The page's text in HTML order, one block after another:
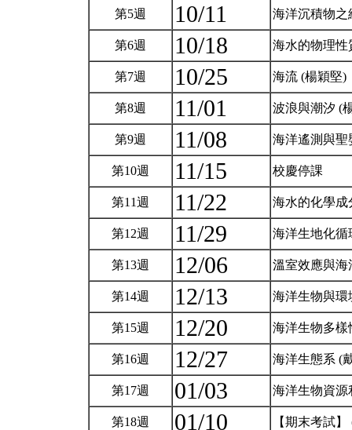
第5週 10/11 海洋沉積物
第6週 10/18 海水的物理
第7週 10/25 海流 (楊穎堅)
第8週 11/01 波浪與潮汐 (
第9週 11/08 海洋遙測與
第10週 11/15 校慶停課
第11週 11/22 海水的化學
第12週 11/29 海洋生地化
第13週 12/06 溫室效應與
第14週 12/13 海洋生物與
第15週 12/20 海洋生物多
第16週 12/27 海洋生態系 (
第17週 01/03 海洋生物資
第18週 01/10 【期末考試